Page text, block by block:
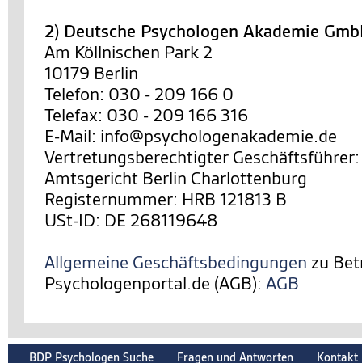
2) Deutsche Psychologen Akademie
Am Köllnischen Park 2
10179 Berlin
Telefon: 030 - 209 166 0
Telefax: 030 - 209 166 316
E-Mail: info@psychologenakademie.de
Vertretungsberechtigter Geschäftsführer:
Amtsgericht Berlin Charlottenburg
Registernummer: HRB 121813 B
USt-ID: DE 268119648
Allgemeine Geschäftsbedingungen zu
Psychologenportal.de (AGB): AGB
BDP Psychologen Suche Fragen und Antworten Kontakt